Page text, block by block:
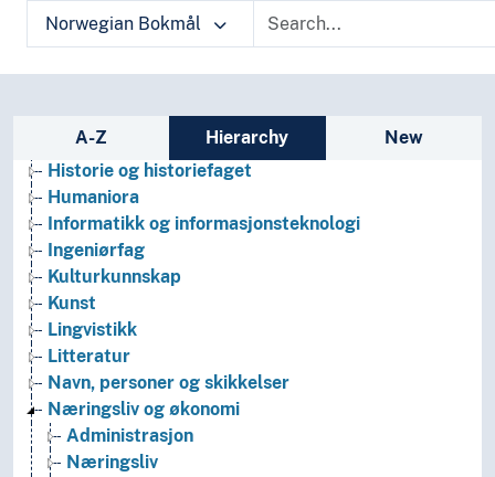
Norwegian Bokmål
Sidebar listing: list and traverse
A-Z Hierarchy New
Folkegrupper
Formtermer
Geografiske navn og historiske stedsnavn
Helse
Historie og historiefaget
Humaniora
Informatikk og informasjonsteknologi
Ingeniørfag
Kulturkunnskap
Kunst
Lingvistikk
Litteratur
Navn, personer og skikkelser
Næringsliv og økonomi
Administrasjon
Næringsliv